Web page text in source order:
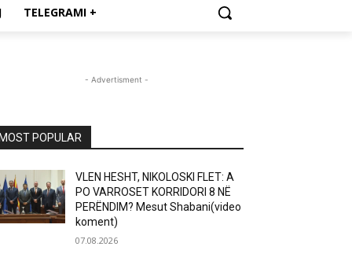
TELEGRAMI +
- Advertisment -
MOST POPULAR
VLEN HESHT, NIKOLOSKI FLET: A
PO VARROSET KORRIDORI 8 NË
PERËNDIM? Mesut Shabani(video
koment)
07.08.2026